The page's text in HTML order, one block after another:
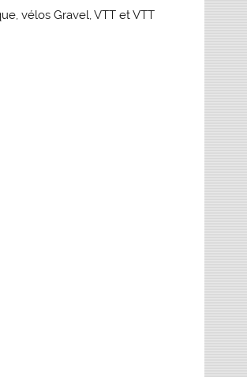
vélos Gravel, VTT et VTT